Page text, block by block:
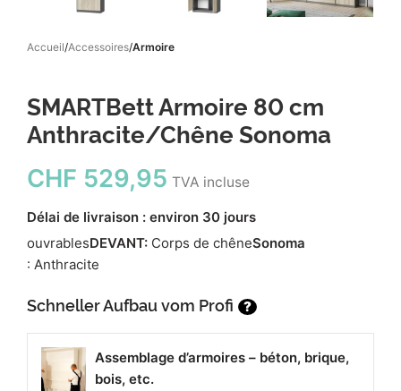
Accueil Accessoires Armoire
SMARTBett Armoire 80 cm
Anthracite/Chêne Sonoma
CHF 529,95 TVA incluse
Délai de livraison : environ 30 jours
ouvrablesDEVANT: Corps de chêneSonoma
: Anthracite
Schneller Aufbau vom Profi ?
Assemblage d’armoires – béton, brique,
bois, etc.